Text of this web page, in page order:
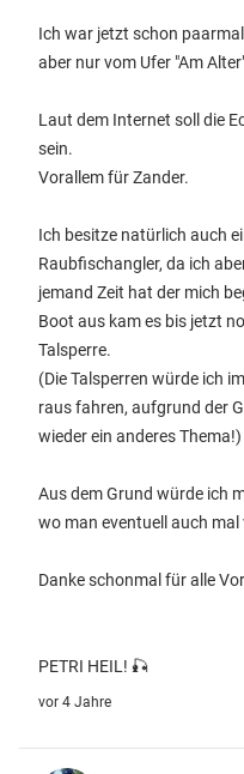
Ich war jetzt schon
aber nur vom Ufer "Am
Laut dem Internet soll die
sein.
Vorallem für Zander.
Ich besitze natürlich auch
Raubfischangler, da ich
jemand Zeit hat der mich
Boot aus kam es bis jetzt
Talsperre.
(Die Talsperren würde ich
raus fahren, aufgrund der
wieder ein anderes Thema!)
Aus dem Grund würde ich
wo man eventuell auch
Danke schonmal für alle
PETRI HEIL! 🎣
vor 4 Jahre